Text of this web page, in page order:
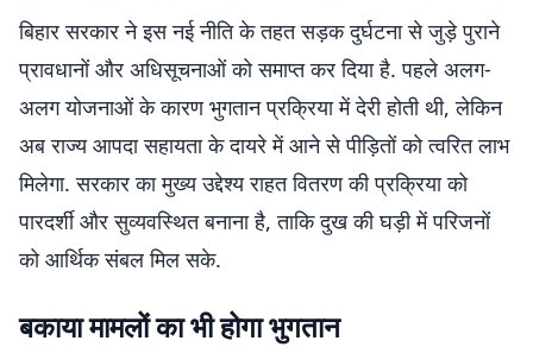
बिहार सरकार ने इस नई नीति के तहत सड़क दुर्घटना से जुड़े पुराने
प्रावधानों और अधिसूचनाओं को समाप्त कर दिया है. पहले अलग-
अलग योजनाओं के कारण भुगतान प्रक्रिया में देरी होती थी, लेकिन
अब राज्य आपदा सहायता के दायरे में आने से पीड़ितों को त्वरित लाभ
मिलेगा. सरकार का मुख्य उद्देश्य राहत वितरण की प्रक्रिया को
पारदर्शी और सुव्यवस्थित बनाना है, ताकि दुख की घड़ी में परिजनों
को आर्थिक संबल मिल सके.
बकाया मामलों का भी होगा भुगतान